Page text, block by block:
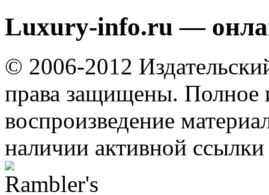
Luxury-info.ru —
© 2006-2012
права защищены. Полное
воспроизведение
наличии активной ссылки